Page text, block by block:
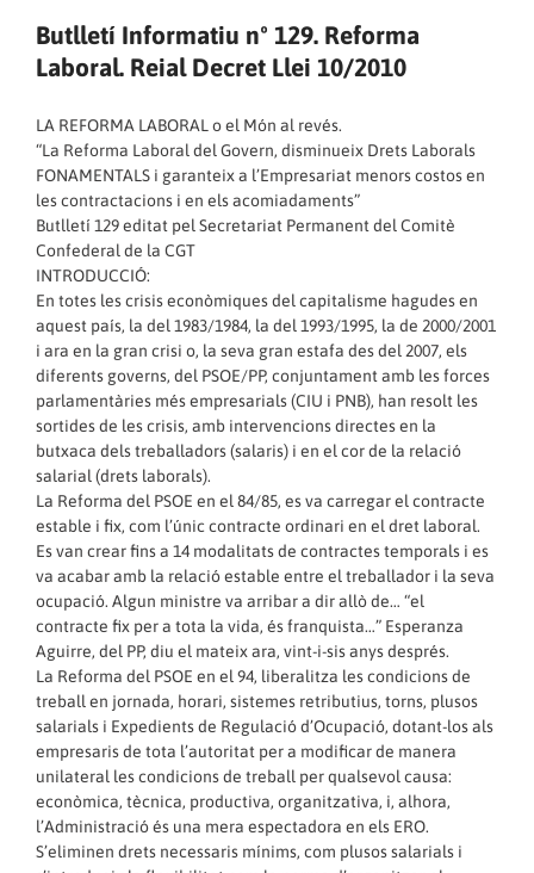
Butlletí Informatiu nº 129. Reforma
Laboral. Reial Decret Llei 10/2010
LA REFORMA LABORAL o el Món al revés.
“La Reforma Laboral del Govern, disminueix Drets Laborals
FONAMENTALS i garanteix a l’Empresariat menors costos en
les contractacions i en els acomiadaments”
Butlletí 129 editat pel Secretariat Permanent del Comitè
Confederal de la CGT
INTRODUCCIÓ:
En totes les crisis econòmiques del capitalisme hagudes en
aquest país, la del 1983/1984, la del 1993/1995, la de 2000/2001
i ara en la gran crisi o, la seva gran estafa des del 2007, els
diferents governs, del PSOE/PP, conjuntament amb les forces
parlamentàries més empresarials (CIU i PNB), han resolt les
sortides de les crisis, amb intervencions directes en la
butxaca dels treballadors (salaris) i en el cor de la relació
salarial (drets laborals).
La Reforma del PSOE en el 84/85, es va carregar el contracte
estable i fix, com l’únic contracte ordinari en el dret laboral.
Es van crear fins a 14 modalitats de contractes temporals i es
va acabar amb la relació estable entre el treballador i la seva
ocupació. Algun ministre va arribar a dir allò de… “el
contracte fix per a tota la vida, és franquista…” Esperanza
Aguirre, del PP, diu el mateix ara, vint-i-sis anys després.
La Reforma del PSOE en el 94, liberalitza les condicions de
treball en jornada, horari, sistemes retributius, torns, plusos
salarials i Expedients de Regulació d’Ocupació, dotant-los als
empresaris de tota l’autoritat per a modificar de manera
unilateral les condicions de treball per qualsevol causa:
econòmica, tècnica, productiva, organitzativa, i, alhora,
l’Administració és una mera espectadora en els ERO.
S’eliminen drets necessaris mínims, com plusos salarials i